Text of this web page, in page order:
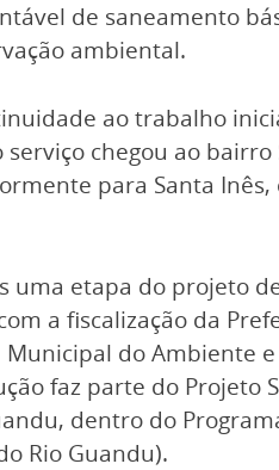
de saneamento
ambiental.
ao trabalho
chegou ao
para Santa Inês,
uma etapa do projeto
a fiscalização da
do Ambiente
faz parte do Projeto
dentro do
Rio Guandu).